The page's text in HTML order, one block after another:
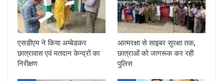
एसडीएम ने किया अम्बेडकर
छात्रावास एवं मतदान केन्द्रों का
निरीक्षण
आत्मरक्षा से साइबर सुरक्षा तक,
छात्राओं को जागरूक कर रही
पुलिस